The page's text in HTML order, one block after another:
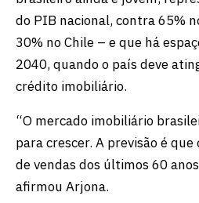
do PIB nacional, contra 65%
30% no Chile – e que há
2040, quando o país deve
crédito imobiliário.
“O mercado imobiliário
para crescer. A previsão é
de vendas dos últimos 60
afirmou Arjona.